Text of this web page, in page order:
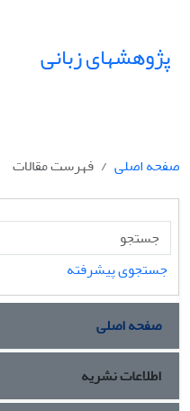
پژوهشهای زبانی
صفحه اصلی
فهرست مقالات
جستجوی پیشرفته
صفحه اصلی
اطلاعات نشریه